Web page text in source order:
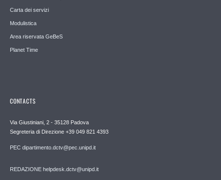
Carta dei servizi
Modulistica
Area riservata GeBeS
Planet Time
CONTACTS
Via Giustiniani, 2 - 35128 Padova
Segreteria di Direzione +39 049 821 4393
PEC dipartimento.dctv@pec.unipd.it
REDAZIONE helpdesk.dctv@unipd.it